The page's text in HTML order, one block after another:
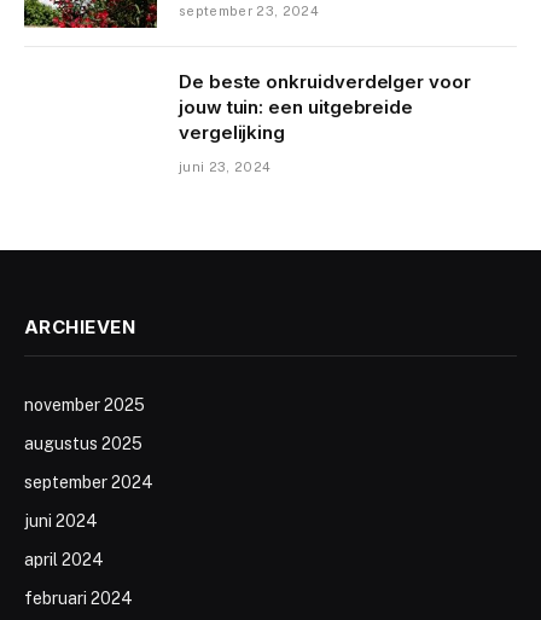
september 23, 2024
De beste onkruidverdelger voor
jouw tuin: een uitgebreide
vergelijking
juni 23, 2024
ARCHIEVEN
november 2025
augustus 2025
september 2024
juni 2024
april 2024
februari 2024